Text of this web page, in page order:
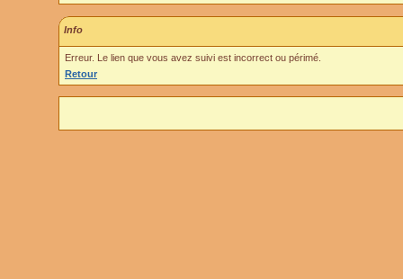
Info
Erreur. Le lien que vous avez suivi est incorrect ou périmé.
Retour